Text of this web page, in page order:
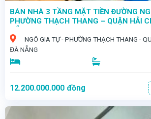
BÁN NHÀ 3 TẦNG MẶT TIỀN ĐƯỜNG
PHƯỜNG THẠCH THANG – QUẬN HẢI
NGÔ GIA TỰ - PHƯỜNG THẠCH THANG -
ĐÀ NẴNG
12.200.000.000 đồng